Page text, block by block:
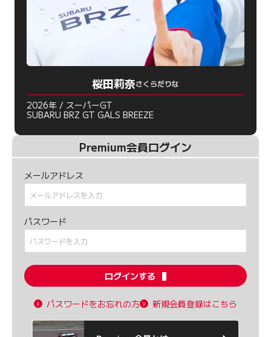
桜田莉奈さくらだりな
2026年 / スーパーGT
SUBARU BRZ GT GALS BREEZE
Premium会員ログイン
メールアドレス
パスワード
ログインする
パスワードをお忘れの方 新規会員登録はこちら